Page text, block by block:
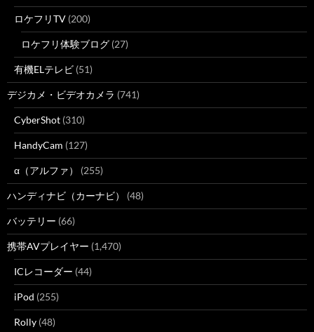
ロケフリTV (200)
ロケフリ体験ブログ (27)
有機ELテレビ (51)
デジカメ・ビデオカメラ (741)
CyberShot (310)
HandyCam (127)
α（アルファ） (255)
ハンディナビ（カーナビ） (48)
バッテリー (66)
携帯AVプレイヤー (1,470)
ICレコーダー (44)
iPod (255)
Rolly (48)